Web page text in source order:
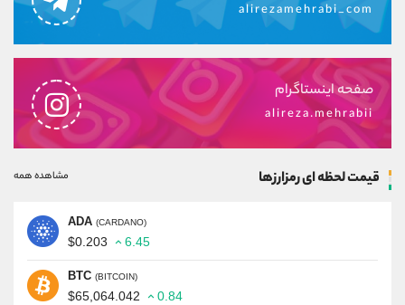
alirezamehrabi_com
صفحه اینستاگرام
alireza.mehrabii
قیمت لحظه ای رمزارزها مشاهده همه
ADA (CARDANO)
$0.203 6.45
BTC (BITCOIN)
$65,064.042 0.84